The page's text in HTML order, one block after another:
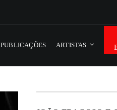
PUBLICAÇÕES ARTISTAS